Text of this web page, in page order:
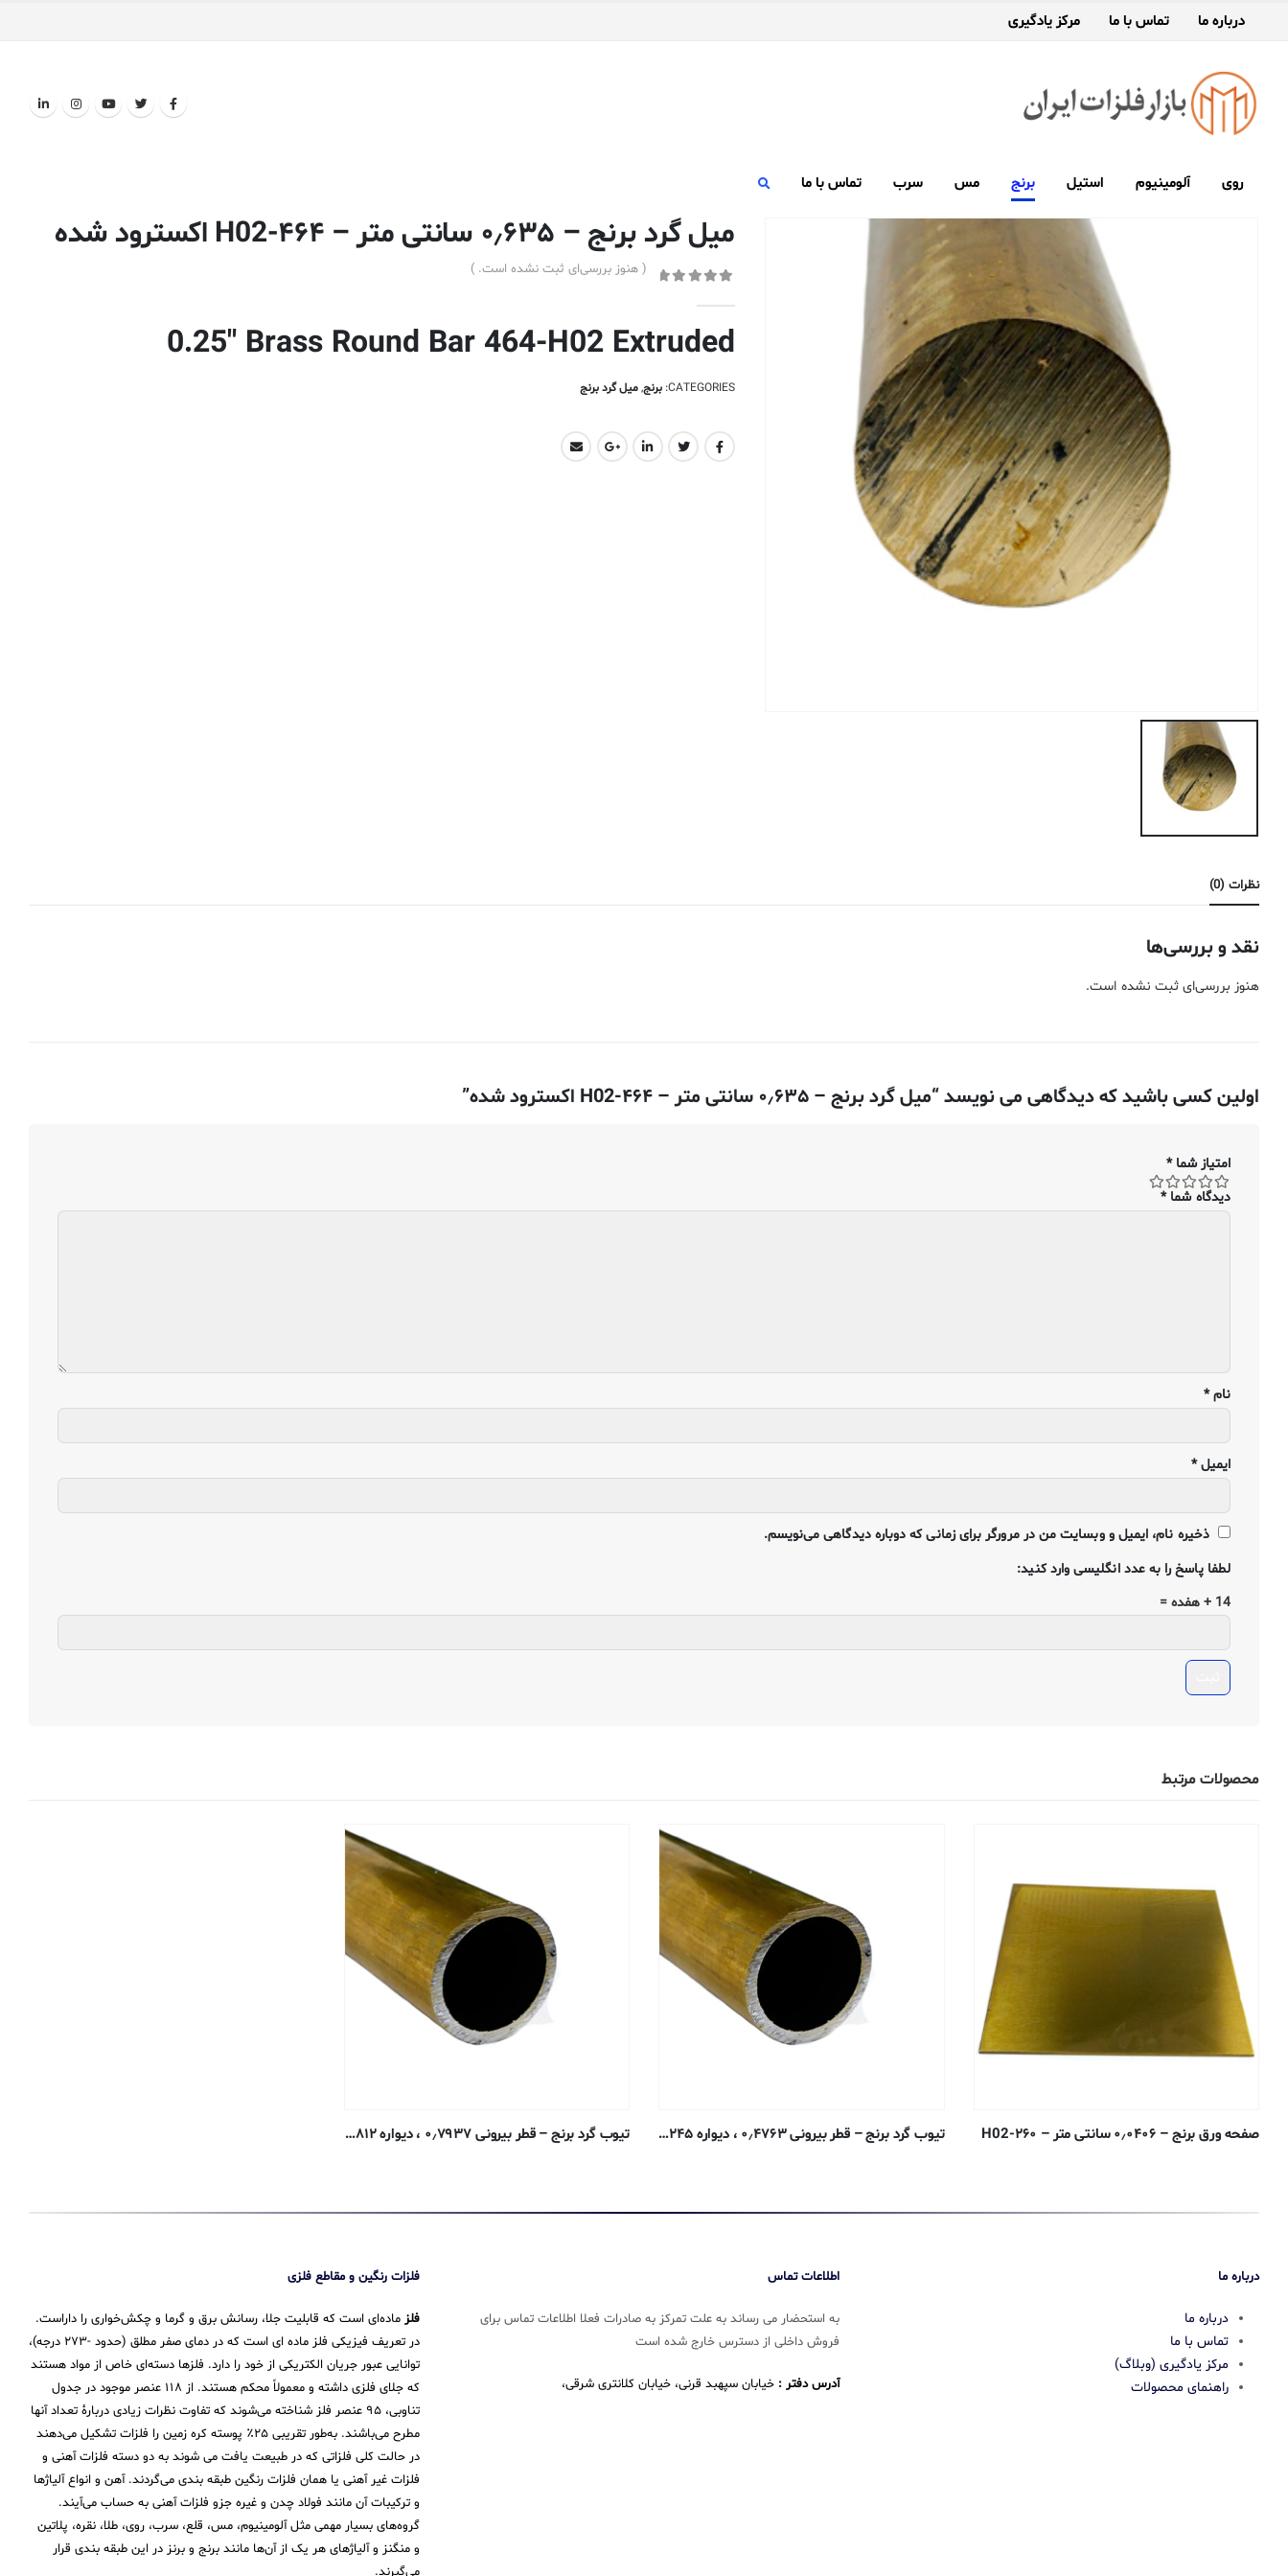
درباره ما تماس با ما مرکز یادگیری
روی آلومینیوم استیل برنج مس سرب تماس با ما
میل گرد برنج – ۰٫۶۳۵ سانتی متر – ۴۶۴-H02 اکسترود شده
( هنوز بررسی‌ای ثبت نشده است. )
0.25″ Brass Round Bar 464-H02 Extruded
CATEGORIES: برنج,میل گرد برنج
نظرات (0)
نقد و بررسی‌ها
هنوز بررسی‌ای ثبت نشده است.
اولین کسی باشید که دیدگاهی می نویسد “میل گرد برنج – ۰٫۶۳۵ سانتی متر – ۴۶۴-H02 اکسترود شده”
امتیاز شما*
دیدگاه شما*
نام*
ایمیل*
ذخیره نام، ایمیل و وبسایت من در مرورگر برای زمانی که دوباره دیدگاهی می‌نویسم.
لطفا پاسخ را به عدد انگلیسی وارد کنید:
14 + هفده =
محصولات مرتبط
صفحه ورق برنج – ۰٫۰۴۰۶ سانتی متر – ۲۶۰-H02 تیوب گرد برنج – قطر بیرونی ۰٫۴۷۶۳ ، دیواره ۰٫۱۲۴۵ ، قطر داخلی ۰٫۲۲۷۳ سانتی متر – H58 بدون درز تیوب گرد برنج – قطر بیرونی ۰٫۷۹۳۷ ، دیواره ۰٫۰۸۱۲ ، قطر داخلی ۰٫۶۳۱۱ سانتی متر – H58 بدون درز
درباره ما
درباره ما
تماس با ما
مرکز یادگیری (وبلاگ)
راهنمای محصولات
اطلاعات تماس
به استحضار می رساند به علت تمرکز به صادرات فعلا اطلاعات تماس برای
فروش داخلی از دسترس خارج شده است
آدرس دفتر : خیابان سپهبد قرنی، خیابان کلانتری شرقی،
فلزات رنگین و مقاطع فلزی
فلز ماده‌ای است که قابلیت جلا، رسانش برق و گرما و چکش‌خواری را داراست.
در تعریف فیزیکی فلز ماده ای است که در دمای صفر مطلق (حدود -۲۷۳ درجه)،
توانایی عبور جریان الکتریکی از خود را دارد. فلزها دسته‌ای خاص از مواد هستند
که جلای فلزی داشته و معمولاً محکم هستند. از ۱۱۸ عنصر موجود در جدول
تناوبی، ۹۵ عنصر فلز شناخته می‌شوند که تفاوت نظرات زیادی دربارهٔ تعداد آنها
مطرح می‌باشند. به‌طور تقریبی ۲۵٪ پوسته کره زمین را فلزات تشکیل می‌دهند
در حالت کلی فلزاتی که در طبیعت یافت می شوند به دو دسته فلزات آهنی و
فلزات غیر آهنی یا همان فلزات رنگین طبقه بندی می‌گردند. آهن و انواع آلیاژها
و ترکیبات آن مانند فولاد چدن و غیره جزو فلزات آهنی به حساب می‌‌آیند.
گروه‌های بسیار مهمی مثل آلومینیوم، مس، قلع، سرب، روی، طلا، نقره، پلاتین
و منگنز و آلیاژهای هر یک از آن‌ها مانند برنج و برنز در این طبقه‌ بندی قرار
می‌‌گیرند.